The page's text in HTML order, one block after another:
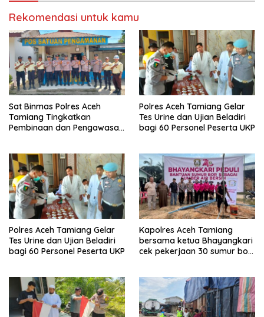
Rekomendasi untuk kamu
Sat Binmas Polres Aceh
Tamiang Tingkatkan
Pembinaan dan Pengawasan
Polres Aceh Tamiang Gelar
Tes Urine dan Ujian Beladiri
bagi 60 Personel Peserta UKP
Polres Aceh Tamiang Gelar
Tes Urine dan Ujian Beladiri
bagi 60 Personel Peserta UKP
Kapolres Aceh Tamiang
bersama ketua Bhayangkari
cek pekerjaan 30 sumur bor